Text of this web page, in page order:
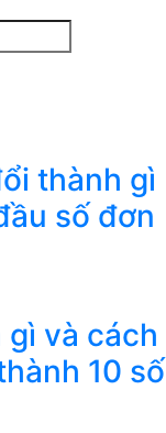
thành gì
số đơn
và cách
10 số